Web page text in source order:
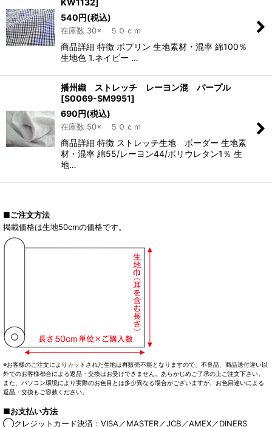
540円(税込)
在庫数 30× ５０ｃｍ
商品詳細 特徴 ポプリン 生地素材・混率 綿100％
生地色 1.ネイビー …
播州織 ストレッチ レーヨン混 パープル
[S0069-SM9951]
690円(税込)
在庫数 50× ５０ｃｍ
商品詳細 特徴 ストレッチ生地 ボーダー 生地素
材・混率 綿55/レーヨン44/ポリウレタン1％ 生
地…
■ご注文方法
掲載価格は生地50cmの価格です。
※お客様のご注文によりカットされた生地は再販売不能となりますので、不良品、商品送付違い以
外でのお客様都合による返品・交換はお受けできません。あらかじめご了承の上ご注文下さい。
また、パソコン環境により実際のお色目とは多少異なる場合がございますが、お色目違いによる
返品・交換もご容赦ください。
■お支払い方法
◯クレジットカード決済：VISA／MASTER／JCB／AMEX／DINERS